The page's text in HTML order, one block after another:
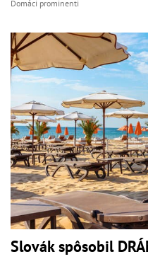
Domáci prominenti
Slovák spôsobil